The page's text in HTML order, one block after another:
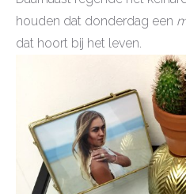
houden dat donderdag een
dat hoort bij het leven.